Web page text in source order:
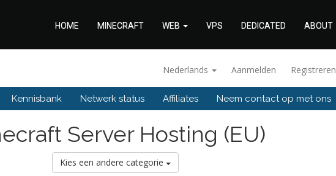
HOME MINECRAFT WEB VPS DEDICATED ABOUT
Nederlands Aanmelden Registreren
Kennisbank Netwerk status Affiliates Neem contact op met ons
Server Hosting (EU)
Kies een andere categorie